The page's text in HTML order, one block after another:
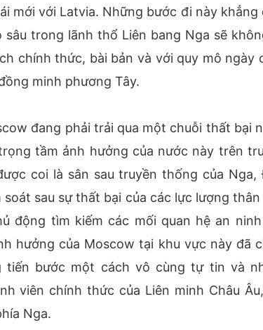
mới với Latvia. Những bước đi này khẳng
trong lãnh thổ Liên bang Nga sẽ
chính thức, bài bản và với quy mô ngày
minh phương Tây.
đang phải trải qua một chuỗi thất bại
tầm ảnh hưởng của nước này trên
coi là sân sau truyền thống của Nga,
sau sự thất bại của các lực lượng thân
động tìm kiếm các mối quan hệ an
hưởng của Moscow tại khu vực này đã
tiến bước một cách vô cùng tự tin và
viên chính thức của Liên minh Châu
Nga.